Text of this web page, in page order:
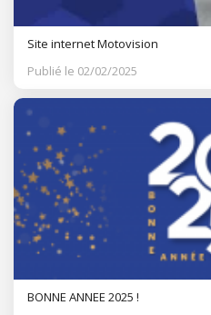
Site internet Motovision
Publié le 02/02/2025
BONNE ANNEE 2025 !